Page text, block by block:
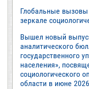
Глобальные вызовы
зеркале
Вышел новый
аналитического
государственного
населения»,
социологического
области в июне